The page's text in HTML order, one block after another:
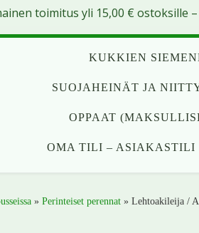
KUKKIEN
SUOJAHEINÄT JA
OPPAAT
OMA TILI – ASIAKASTILI
» Perinteiset perennat » Lehtoakileija /
toimitus yli 15,00 € ostoksille